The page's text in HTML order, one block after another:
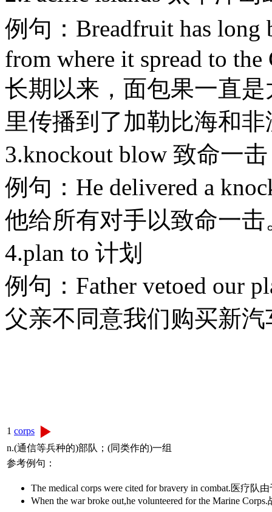
例句：Breadfruit has long
from where it spread to
长期以来，面包果一直
里传播到了加勒比海和非
3.knockout blow 致命一击
例句：He delivered a
他给所有对手以致命一击
4.plan to 计划
例句：Father vetoed our
父亲不同意我们购买新
1 corps
n.(通信等兵种的)部队；(同类作的)一组
参考例句：
The medical corps were cited for bravery in combat.医疗
When the war broke out,he volunteered for the Marine